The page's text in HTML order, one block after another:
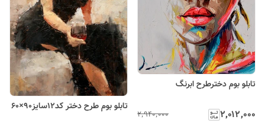
تابلو بوم دخترطرح ابرنگ
۲٬۰۱۲٬۰۰۰ ۲٬۹۴۰٬۰۰۰
تابلو بوم طرح دختر کد۱۲سایز۹۰×۶۰